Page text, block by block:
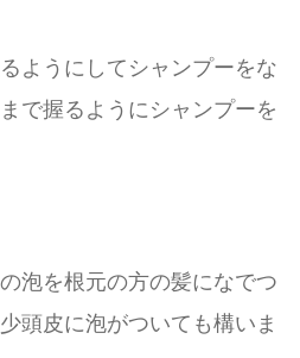
ようにしてシャンプーをな
で握るようにシャンプーを
泡を根元の方の髪になでつ
頭皮に泡がついても構いま